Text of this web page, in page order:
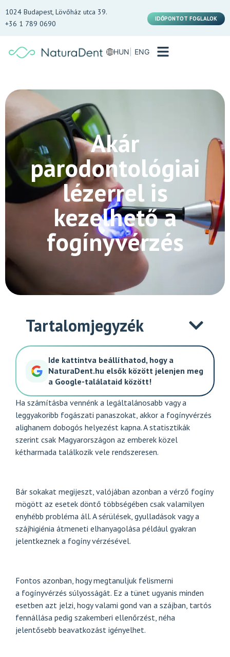
1024 Budapest, Lövőház utca 39.
+36 1 789 0690
IDŐPONTOT FOGLALOK
HUN ENG
Akár
parodontológiai
lézerrel is
kezelhető a
fogínyvérzés
Tartalomjegyzék
Ide kattintva beállíthatod, hogy a
NaturaDent.hu elsők között jelenjen meg
a Google-találataid között!
Ha számításba vennénk a legáltalánosabb vagy a
leggyakoribb fogászati panaszokat, akkor a fogínyvérzés
alighanem dobogós helyezést kapna. A statisztikák
szerint csak Magyarországon az emberek közel
kétharmada találkozik vele rendszeresen.
Bár sokakat megijeszt, valójában azonban a vérző fogíny
mögött az esetek döntő többségében csak valamilyen
enyhébb probléma áll. A sérülések, gyulladások vagy a
szájhigiénia átmeneti elhanyagolása például gyakran
jelentkeznek a fogíny vérzésével.
Fontos azonban, hogy megtanuljuk felismerni
a fogínyvérzés súlyosságát. Ez a tünet ugyanis minden
esetben azt jelzi, hogy valami gond van a szájban, tartós
fennállása pedig szakemberi ellenőrzést, néha
jelentősebb beavatkozást igényelhet.